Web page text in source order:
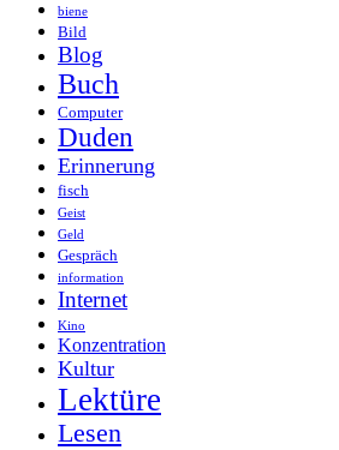
biene
Bild
Blog
Buch
Computer
Duden
Erinnerung
fisch
Geist
Geld
Gespräch
information
Internet
Kino
Konzentration
Kultur
Lektüre
Lesen